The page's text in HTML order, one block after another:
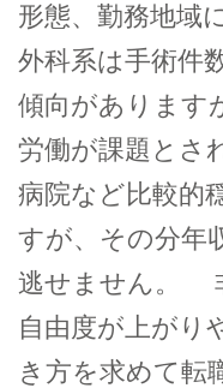
形態、勤務地域
外科系は手術件
傾向があります
労働が課題とさ
病院など比較的
すが、その分年
逃せません。
自由度が上がり
き方を求めて転